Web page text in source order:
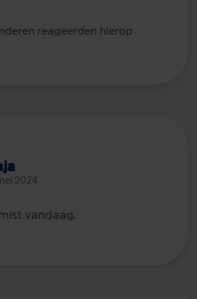
reageerden hierop
2024
vandaag.